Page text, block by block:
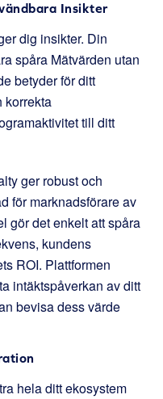
Insikter
dig insikter. Din
spåra Mätvärden utan
betyder för ditt
korrekta
till ditt
ger robust och
för marknadsförare av
gör det enkelt att spåra
kundens
ROI. Plattformen
intäktspåverkan av ditt
bevisa dess värde
hela ditt ekosystem